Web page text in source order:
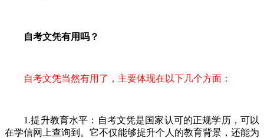
自考文凭有用吗？
自考文凭当然有用了，主要体现在以下几个方面：
1.提升教育水平：自考文凭是国家认可的正规学历，可以
在学信网上查询到。它不仅能够提升个人的教育背景，还能为